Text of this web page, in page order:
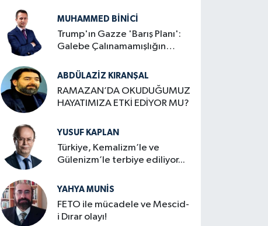
MUHAMMED BINICI
Trump'ın Gazze 'Barış Planı':
Galebe Çalınamamışlığın
ABDÜLAZIZ KIRANŞAL
RAMAZAN’DA OKUDUĞUMUZ
HAYATIMIZA ETKİ EDİYOR MU?
YUSUF KAPLAN
Türkiye, Kemalizm’le ve
Gülenizm’le terbiye ediliyor...
YAHYA MUNIS
FETO ile mücadele ve Mescid-
i Dırar olayı!